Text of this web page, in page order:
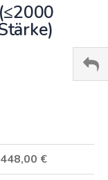
448,00 €